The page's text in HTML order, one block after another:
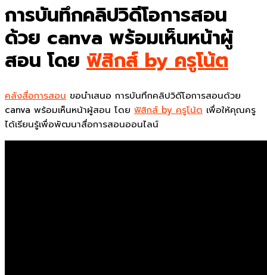
การบันทึกคลิปวิดีโอการสอน
ด้วย canva พร้อมเห็นหน้าผู้
สอน โดย ฟิสิกส์ by ครูโน้ต
คลังสื่อการสอน ขอนำเสนอ การบันทึกคลิปวิดีโอการสอนด้วย
canva พร้อมเห็นหน้าผู้สอน โดย ฟิสิกส์ by ครูโน้ต เพื่อให้คุณครู
ได้เรียนรู้เพื่อพัฒนาสื่อการสอนออนไลน์